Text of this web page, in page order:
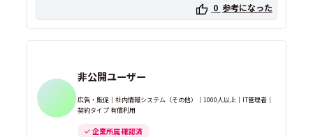
0 参考になった
非公開ユーザー
広告・販促｜社内情報システム（その他）｜1000人以上｜IT管理者｜
契約タイプ 有償利用
企業所属 確認済